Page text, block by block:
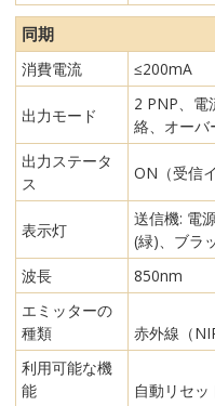
同期
消費電流 ≤200mA
出力モード
2 PNP、電
絡、オーバ
出力ステータ
ス
ON（受信
表示灯
送信機: 電
(緑)、ブラ
波長
850nm
エミッターの
種類
赤外線（
利用可能な機
能
自動リセッ